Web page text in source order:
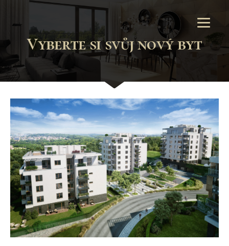
Vyberte si svůj nový byt